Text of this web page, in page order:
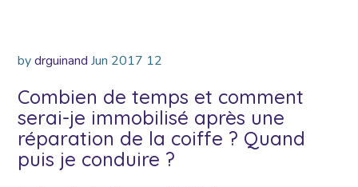
by drguinand Jun 2017 12
Combien de temps et comment
serai-je immobilisé après une
réparation de la coiffe ? Quand
puis je conduire ?